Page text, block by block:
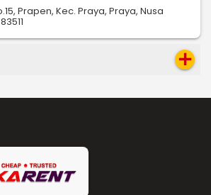
Prapen, Kec. Praya, Praya, Nusa
add